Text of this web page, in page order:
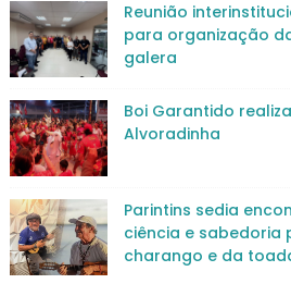
Reunião
para organização
galera
Boi Garantido
Alvoradinha
Parintins sedia
ciência e sabedoria
charango e da